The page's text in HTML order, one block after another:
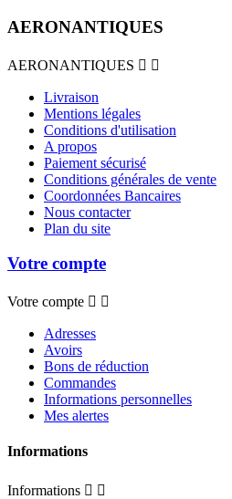
AERONANTIQUES
AERONANTIQUES  
Livraison
Mentions légales
Conditions d'utilisation
A propos
Paiement sécurisé
Conditions générales de vente
Coordonnées Bancaires
Nous contacter
Plan du site
Votre compte
Votre compte  
Adresses
Avoirs
Bons de réduction
Commandes
Informations personnelles
Mes alertes
Informations
Informations  